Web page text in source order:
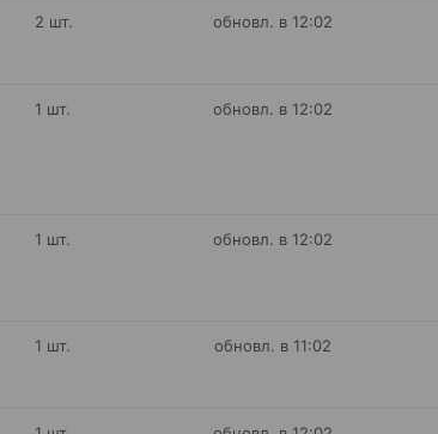
2 шт. обновл. в 12:02
1 шт. обновл. в 12:02
1 шт. обновл. в 12:02
1 шт. обновл. в 11:02